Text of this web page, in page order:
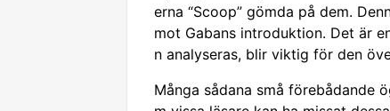
erna “Scoop” gömda på dem.
mot Gabans introduktion. Det är
n analyseras, blir viktig för den
Många sådana små förebådande